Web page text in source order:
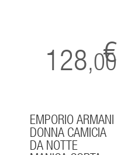
€
128,00
EMPORIO ARMANI
DONNA CAMICIA
DA NOTTE